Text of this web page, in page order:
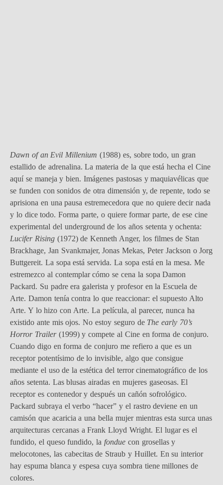
Dawn of an Evil Millenium (1988) es, sobre todo, un gran
estallido de adrenalina. La materia de la que está hecha el Cine
aquí se maneja y bien. Imágenes pastosas y maquiavélicas que
se funden con sonidos de otra dimensión y, de repente, todo se
aprisiona en una pausa estremecedora que no quiere decir nada
y lo dice todo. Forma parte, o quiere formar parte, de ese cine
experimental del underground de los años setenta y ochenta:
Lucifer Rising(1972) de Kenneth Anger, los filmes de Stan
Brackhage, Jan Svankmajer, Jonas Mekas, Peter Jackson o Jorg
Buttgereit. La sopa está servida. La sopa está en la mesa. Me
estremezco al contemplar cómo se cena la sopa Damon
Packard. Su padre era galerista y profesor en la Escuela de
Arte. Damon tenía contra lo que reaccionar: el supuesto Alto
Arte. Y lo hizo con Arte. La película, al parecer, nunca ha
existido ante mis ojos. No estoy seguro de The early 70’s
Horror Trailer(1999) y compete al Cine en forma de conjuro.
Cuando digo en forma de conjuro me refiero a que es un
receptor potentísimo de lo invisible, algo que consigue
mediante el uso de la estética del terror cinematográfico de los
años setenta. Las blusas airadas en mujeres gaseosas. El
receptor es contenedor y después un cañón sofrológico.
Packard subraya el verbo “hacer” y el rastro deviene en un
camisón que acaricia a una bella mujer mientras esta surca unas
arquitecturas cercanas a Frank Lloyd Wright. El lugar es el
fundido, el queso fundido, la fondue con grosellas y
melocotones, las cabecitas de Straub y Huillet. En su interior
hay espuma blanca y espesa cuya sombra tiene millones de
colores.